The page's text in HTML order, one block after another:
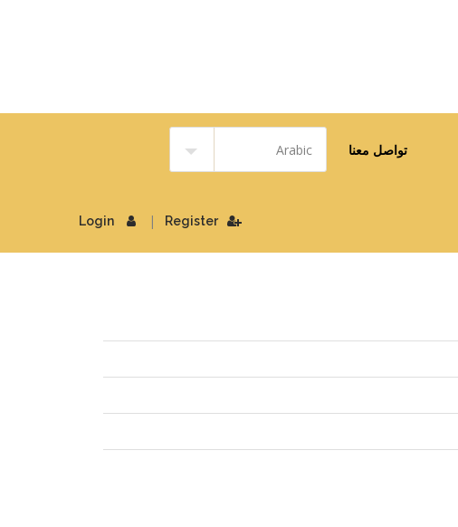
تواصل معنا
Login | Register